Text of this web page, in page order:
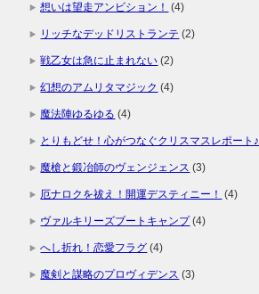
想いは望走アンビション！ (4)
リッチなデッドリストランテ (2)
戦乙女は急に止まれない (2)
幻想のアムリタマジック (4)
魔法陣ゆるゆる (4)
とりもどせ！心がつなぐクリスマスレポート♪
魔槍と鍛冶師のヴェンジェンス (3)
厄ナロクを祓え！開運デスティニー！ (4)
ヴァルキリーズブートキャンプ(4)
へし折れ！恋愛フラグ (4)
魔剣と謀略のプロヴィデンス (3)